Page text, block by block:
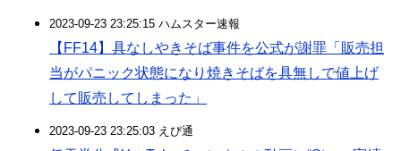
2023-09-23 23:25:15 ハムスター速報
【FF14】具なしやきそば事件を公式が謝罪「販売担
当がパニック状態になり焼きそばを具無しで値上げ
して販売してしまった」
2023-09-23 23:25:03 えび通